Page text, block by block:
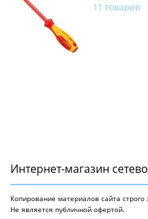
11 товаров
Интернет-магазин
Копирование материалов сайта
Не является публичной офертой.